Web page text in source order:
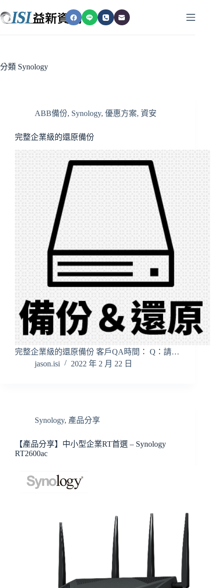
至
容
分類 Synology
ABB備份, Synology, 優惠方案, 資安
完整企業級的還原備份
完整企業級的還原備份 客戶QA時間： Q：請…
jason.isi
2022 年 2 月 22 日
Synology, 產品分享
【產品分享】中小型企業RT首選 – Synology
RT2600ac